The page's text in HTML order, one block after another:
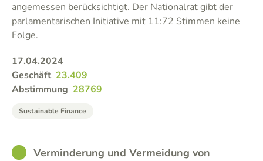
angemessen berücksichtigt. Der Nationalrat gibt der
parlamentarischen Initiative mit 11:72 Stimmen keine
Folge.
17.04.2024
Geschäft 23.409
Abstimmung 28769
Sustainable Finance
GOODVerminderung und Vermeidung von